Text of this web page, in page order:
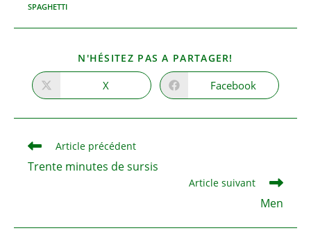
SPAGHETTI
N'HÉSITEZ PAS A PARTAGER!
CONTENU
Ouvrir
dans
autre
X Ouvrir
dans
autre
Facebook
Read
articles
Article précédent
Trente minutes de sursis
Article suivant
Men